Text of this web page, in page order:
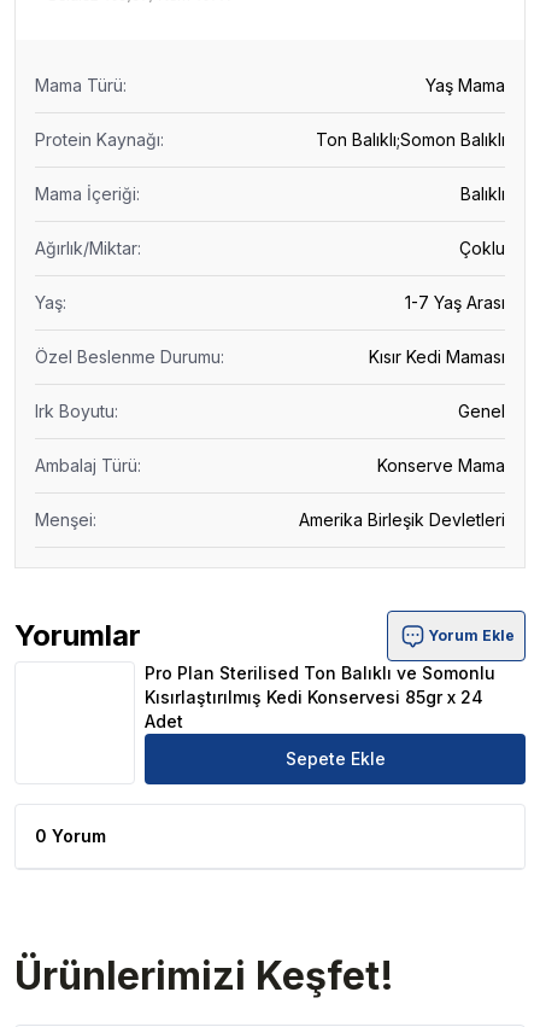
Mama Türü: Yaş Mama
Protein Kaynağı: Ton Balıklı;Somon Balıklı
Mama İçeriği: Balıklı
Ağırlık/Miktar: Çoklu
Yaş: 1-7 Yaş Arası
Özel Beslenme Durumu: Kısır Kedi Maması
Irk Boyutu: Genel
Ambalaj Türü: Konserve Mama
Menşei: Amerika Birleşik Devletleri
Yorumlar
Pro Plan Sterilised Ton Balıklı ve Somonlu
Yorum Ekle
Pro Plan Sterilised Ton Balıklı ve Somonlu
Kısırlaştırılmış Kedi Konservesi 85gr x 24
Adet
Sepete Ekle
0 Yorum
Ürünlerimizi Keşfet!